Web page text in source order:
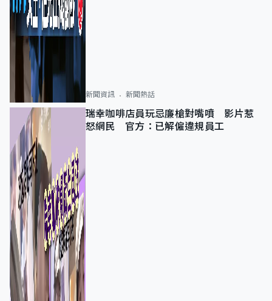
新聞資訊 新聞熱話
瑞幸咖啡店員玩忌廉槍對嘴噴 影片惹
怒網民 官方：已解僱違規員工